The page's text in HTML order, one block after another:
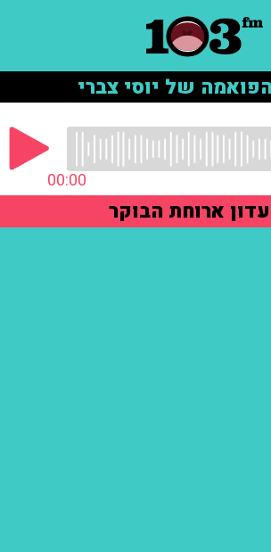
של יוסי צברי
00:00
ארוחת הבוקר